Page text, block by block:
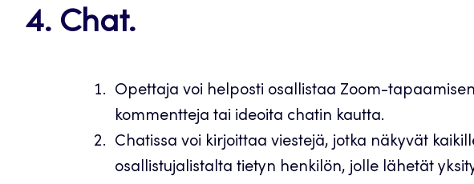
4. Chat.
Opettaja voi helposti osallistaa Zoom-
kommentteja tai ideoita chatin kautta.
Chatissa voi kirjoittaa viestejä, jotka näkyvät
osallistujalistalta tietyn henkilön, jolle lähetät